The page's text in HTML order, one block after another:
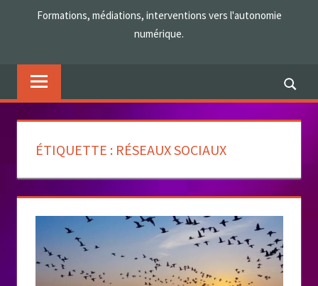
Formations, médiations, interventions vers l'autonomie
numérique.
ÉTIQUETTE : RÉSEAUX SOCIAUX